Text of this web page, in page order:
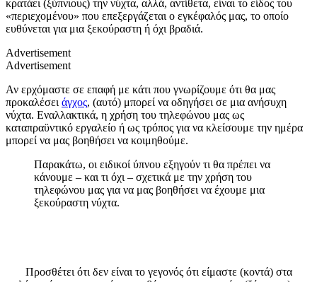
κρατάει (ξύπνιους) την νύχτα, αλλά, αντίθετα, είναι το είδος του
«περιεχομένου» που επεξεργάζεται ο εγκέφαλός μας, το οποίο
ευθύνεται για μια ξεκούραστη ή όχι βραδιά.
Advertisement
Advertisement
Αν ερχόμαστε σε επαφή με κάτι που γνωρίζουμε ότι θα μας
προκαλέσει άγχος, (αυτό) μπορεί να οδηγήσει σε μια ανήσυχη
νύχτα. Εναλλακτικά, η χρήση του τηλεφώνου μας ως
καταπραϋντικό εργαλείο ή ως τρόπος για να κλείσουμε την ημέρα
μπορεί να μας βοηθήσει να κοιμηθούμε.
Παρακάτω, οι ειδικοί ύπνου εξηγούν τι θα πρέπει να
κάνουμε – και τι όχι – σχετικά με την χρήση του
τηλεφώνου μας για να μας βοηθήσει να έχουμε μια
ξεκούραστη νύχτα.
Προσθέτει ότι δεν είναι το γεγονός ότι είμαστε (κοντά) στα